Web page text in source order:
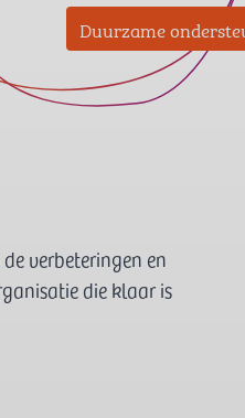
Duurzame
verbeteringen en
die klaar is